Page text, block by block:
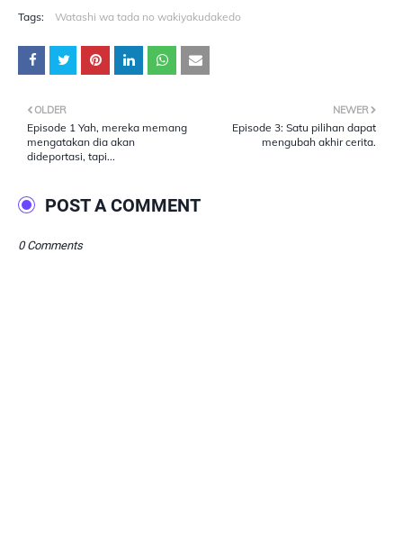
Tags: Watashi wa tada no wakiyakudakedo
NEWER
Episode 3: Satu pilihan dapat
mengubah akhir cerita.
OLDER
Episode 1 Yah, mereka memang
mengatakan dia akan
dideportasi, tapi...
POST A COMMENT
0 Comments